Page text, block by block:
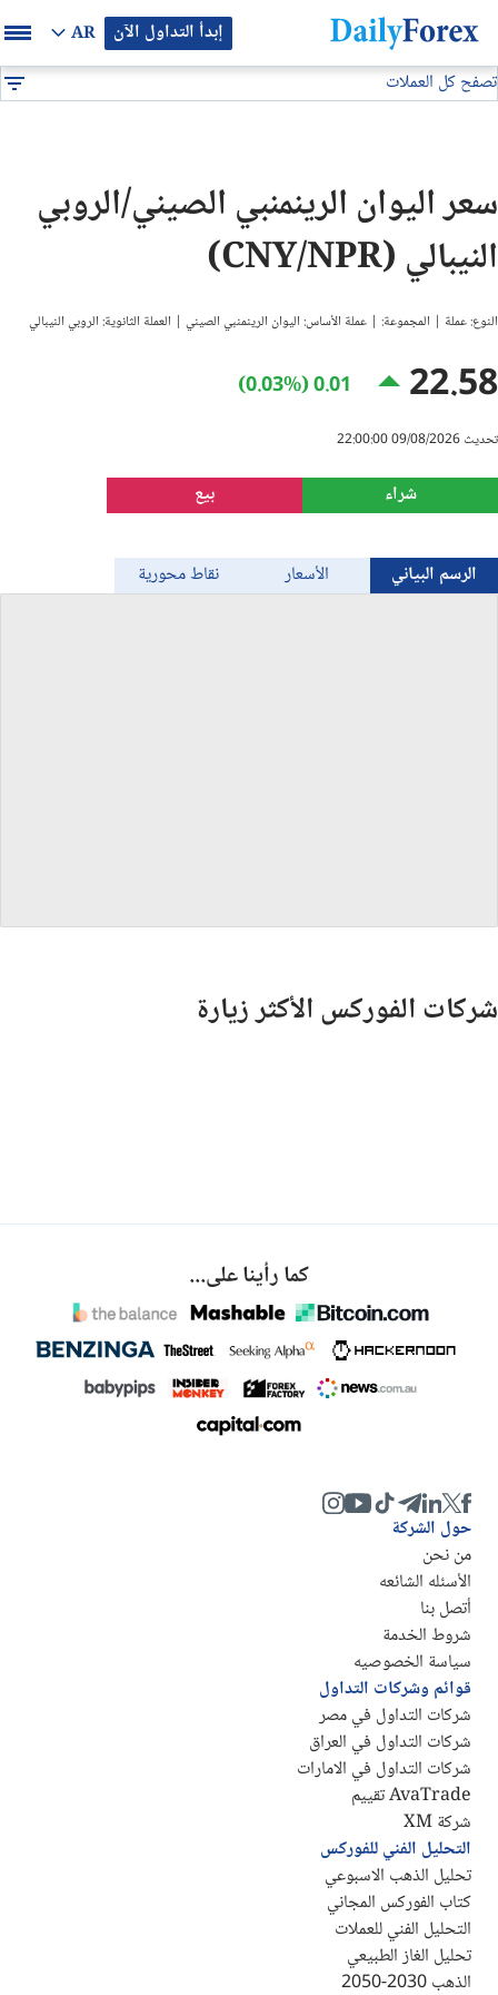
إبدأ التداول الآن AR
بيان إعلاني
تصفح كل العملات
GBP/USD
USD/JPY
USD/CAD
USD/CHF
Bitcoin/USD
سعر اليوان الرينمنبي الصيني/الروبي
النيبالي (CNY/NPR)
النوع: عملة | المجموعة: | عملة الأساس: اليوان الرينمنبي الصيني | العملة الثانوية: الروبي النيبالي
22.58
0.01 (0.03%)
شراء بيع
تحديث 09/08/2026 22:00:00
الرسم البياني الأسعار نقاط محورية
شركات الفوركس الأكثر زيارة
كما رأينا على...
حول الشركة
من نحن
الأسئله الشائعه
أتصل بنا
شروط الخدمة
سياسة الخصوصيه
قوائم وشركات التداول
شركات التداول في مصر
شركات التداول في العراق
شركات التداول في الامارات
AvaTrade تقييم
شركة XM
التحليل الفني للفوركس
تحليل الذهب الاسبوعي
كتاب الفوركس المجاني
التحليل الفني للعملات
تحليل الغاز الطبيعي
الذهب 2030-2050